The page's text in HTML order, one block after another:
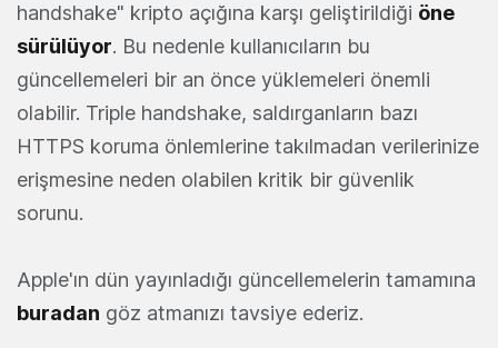
handshake" kripto açığına karşı geliştirildiği öne
sürülüyor. Bu nedenle kullanıcıların bu
güncellemeleri bir an önce yüklemeleri önemli
olabilir. Triple handshake, saldırganların bazı
HTTPS koruma önlemlerine takılmadan verilerinize
erişmesine neden olabilen kritik bir güvenlik
sorunu.
Apple'ın dün yayınladığı güncellemelerin tamamına
buradan göz atmanızı tavsiye ederiz.